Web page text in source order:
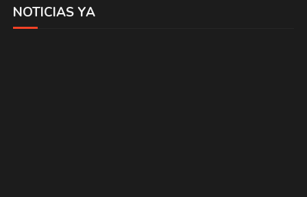
NOTICIAS YA